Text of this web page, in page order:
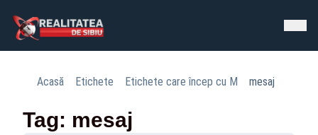
Acasă Etichete Etichete care încep cu M mesaj
Tag: mesaj